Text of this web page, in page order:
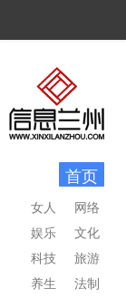
首页
网络
文化
旅游
法制
女人
娱乐
科技
养生